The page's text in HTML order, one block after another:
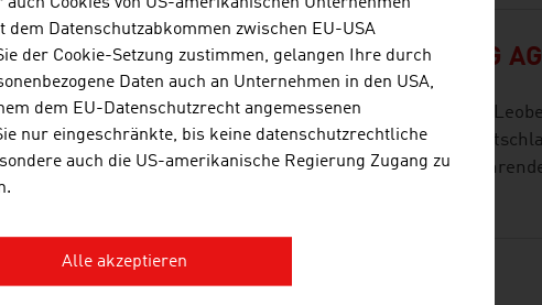
MAYR-MELNHOF HOLZ HOLDING AG
Mayr-Melnhof Holz mit der Firmenzentrale in
produzierenden Standorten in Österreich,
Tschechien und Schweden ist ein in Europa
POLYTECHNIK LUFT- UND
auch Cookies von US-amerikanischen Unternehmen
dem Datenschutzabkommen zwischen EU-USA
der Cookie-Setzung zustimmen, gelangen Ihre durch
Daten auch an Unternehmen in den USA,
dem EU-Datenschutzrecht angemessenen
nur eingeschränkte, bis keine datenschutzrechtliche
auch die US-amerikanische Regierung Zugang zu
Alle akzeptieren